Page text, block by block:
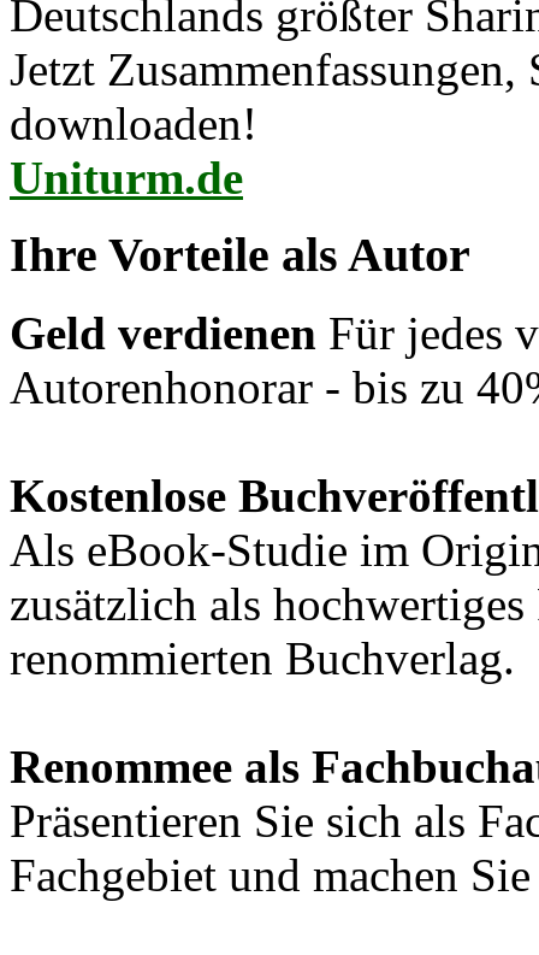
Deutschlands größter
Jetzt
downloaden!
Uniturm.de
Ihre Vorteile als Autor
Geld verdienen Für jedes
Autorenhonorar - bis zu
Kostenlose
Als eBook-Studie im
zusätzlich als
renommierten Buchverlag.
Renommee als
Präsentieren Sie sich als
Fachgebiet und machen